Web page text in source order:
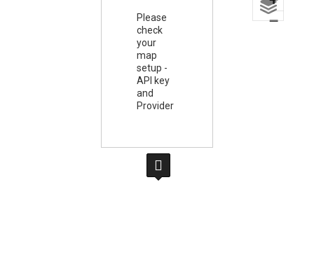
Please
check
your
map
setup -
API key
and
Provider
−